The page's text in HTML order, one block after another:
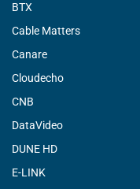
BTX
Cable Matters
Canare
Cloudecho
CNB
DataVideo
DUNE HD
E-LINK